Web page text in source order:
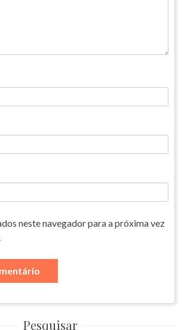
neste navegador para a próxima vez
Pesquisar